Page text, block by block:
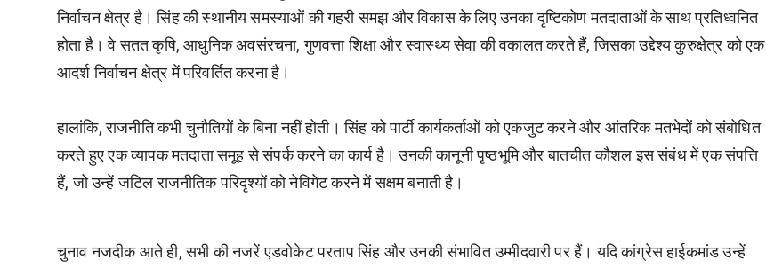
निर्वाचन क्षेत्र है। सिंह की स्थानीय समस्याओं की गहरी समझ और विकास के लिए उनका दृष्टिकोण मतदाताओं के साथ प्रतिध्वनित
होता है। वे सतत कृषि, आधुनिक अवसंरचना, गुणवत्ता शिक्षा और स्वास्थ्य सेवा की वकालत करते हैं, जिसका उद्देश्य कुरुक्षेत्र को एक
आदर्श निर्वाचन क्षेत्र में परिवर्तित करना है।
हालांकि, राजनीति कभी चुनौतियों के बिना नहीं होती। सिंह को पार्टी कार्यकर्ताओं को एकजुट करने और आंतरिक मतभेदों को संबोधित
करते हुए एक व्यापक मतदाता समूह से संपर्क करने का कार्य है। उनकी कानूनी पृष्ठभूमि और बातचीत कौशल इस संबंध में एक संपत्ति
हैं, जो उन्हें जटिल राजनीतिक परिदृश्यों को नेविगेट करने में सक्षम बनाती है।
चुनाव नजदीक आते ही, सभी की नजरें एडवोकेट परताप सिंह और उनकी संभावित उम्मीदवारी पर हैं। यदि कांग्रेस हाईकमांड उन्हें